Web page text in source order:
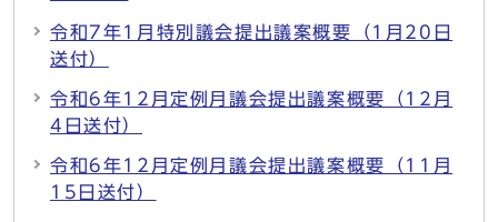
令和7年1月特別議会提出議案概要（1月20日
送付）
令和6年12月定例月議会提出議案概要（12月
4日送付）
令和6年12月定例月議会提出議案概要（11月
15日送付）